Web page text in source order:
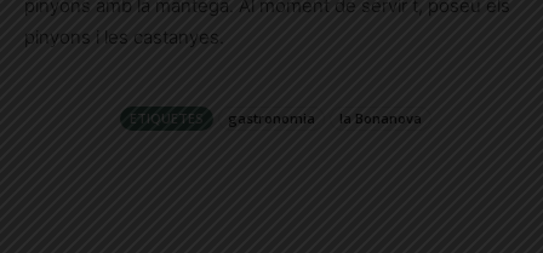
pinyons amb la mantega. Al moment de servir t, poseu els
pinyons i les castanyes.
ETIQUETES gastronomia la Bonanova